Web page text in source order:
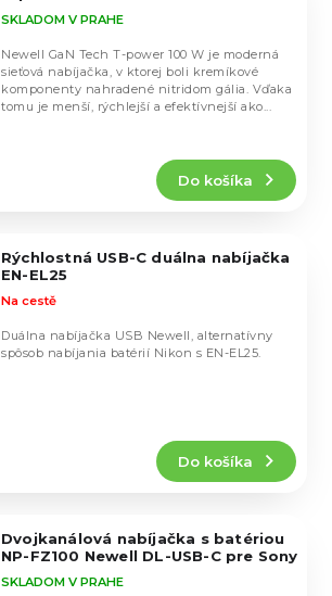
SKLADOM V PRAHE
Do košíka
Newell GaN Tech T-power 100 W je moderná
sieťová nabíjačka, v ktorej boli kremíkové
komponenty nahradené nitridom gália. Vďaka
tomu je menší, rýchlejší a efektívnejší ako...
Rýchlostná USB-C duálna nabíjačka
EN-EL25
Na cestě
Do košíka
Duálna nabíjačka USB Newell, alternatívny
spôsob nabíjania batérií Nikon s EN-EL25.
Dvojkanálová nabíjačka s batériou
NP-FZ100 Newell DL-USB-C pre Sony
SKLADOM V PRAHE